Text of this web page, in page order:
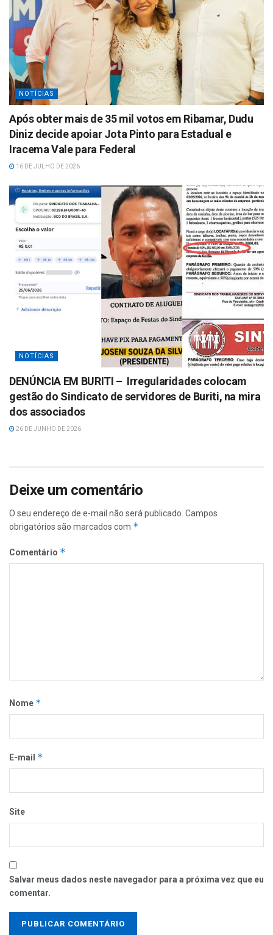
NOTÍCIAS
Após obter mais de 35 mil votos em Ribamar, Dudu
Diniz decide apoiar Jota Pinto para Estadual e
Iracema Vale para Federal
16 DE JULHO DE 2026
NOTÍCIAS
DENÚNCIA EM BURITI – Irregularidades colocam
gestão do Sindicato de servidores de Buriti, na mira
dos associados
26 DE JUNHO DE 2026
Deixe um comentário
O seu endereço de e-mail não será publicado. Campos
obrigatórios são marcados com *
Comentário *
Nome *
E-mail *
Site
Salvar meus dados neste navegador para a próxima vez que eu
comentar.